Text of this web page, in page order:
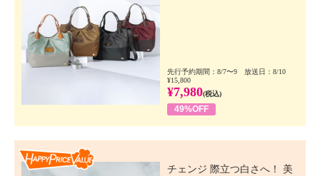
先行予約期間：8/7〜9 放送日：8/10
¥15,800
¥7,980(税込)
49%OFF
チェンジ 際立つ白さへ！ 美